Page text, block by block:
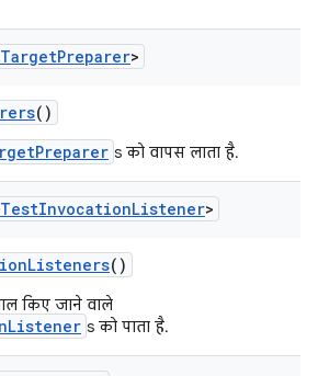
Preparer>
()
s को वापस लाता है.
InvocationListener>
Listeners()
किए जाने वाले
s को पाता है.